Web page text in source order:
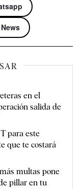
en el
salida de
para este
que te costará
multas pone
pillar en tu